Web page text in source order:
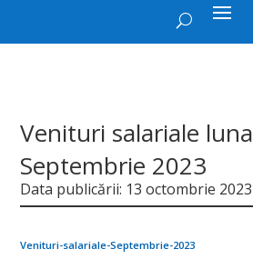
Venituri salariale luna
Septembrie 2023
Data publicării: 13 octombrie 2023
Venituri-salariale-Septembrie-2023